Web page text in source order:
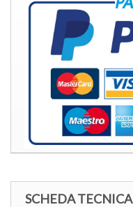
SCHEDA TECNICA